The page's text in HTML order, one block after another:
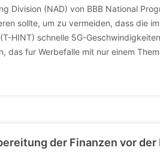
Division (NAD) von BBB National
sollte, um zu vermeiden, dass die
HINT) schnelle 5G-
das fur Werbefalle mit nur einem
der Finanzen vor